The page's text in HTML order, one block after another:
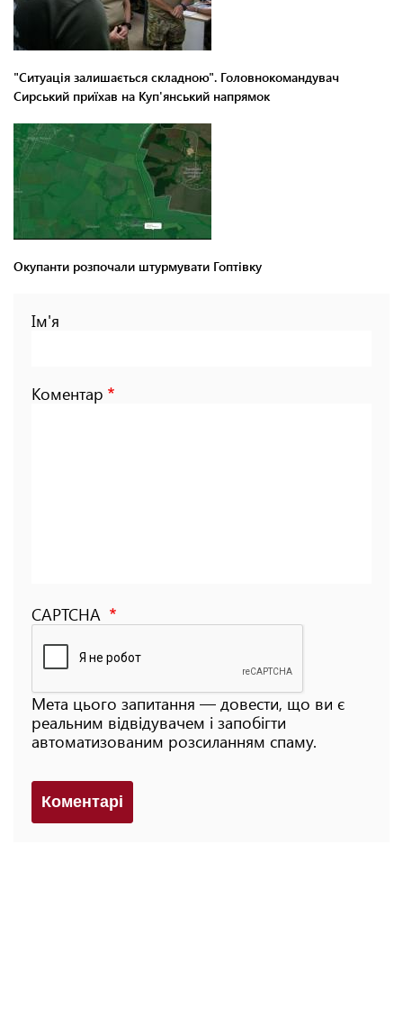
"Ситуація залишається складною". Головнокомандувач
Сирський приїхав на Куп'янський напрямок
Окупанти розпочали штурмувати Гоптівку
Ім'я
Коментар
CAPTCHA
Мета цього запитання — довести, що ви є
реальним відвідувачем і запобігти
автоматизованим розсиланням спаму.
Коментарi